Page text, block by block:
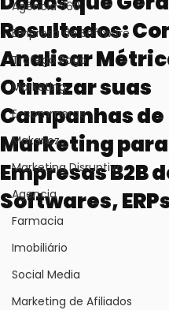
Agência 360
Empresa de Software
Tráfego Pago
Marketing
E-commerce
Makarioz
Marketing Disruptivo
Agencia
Farmacia
Imobiliário
Social Media
Marketing de Afiliados
Resultados:
Analisar
Otimizar suas
Campanhas de
Marketing para
Empresas B2B
Softwares,